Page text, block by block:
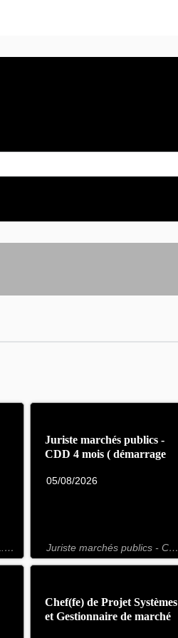
Chef de projet transverse L.15 EST H/F
Juriste marchés publics -
CDD 4 mois ( démarrage
05/08/2026
Juriste marchés publics - CDD 4 mois ( démarrage septembre) F/H
Chef(fe) de Projet Systèmes
et Gestionnaire de marché